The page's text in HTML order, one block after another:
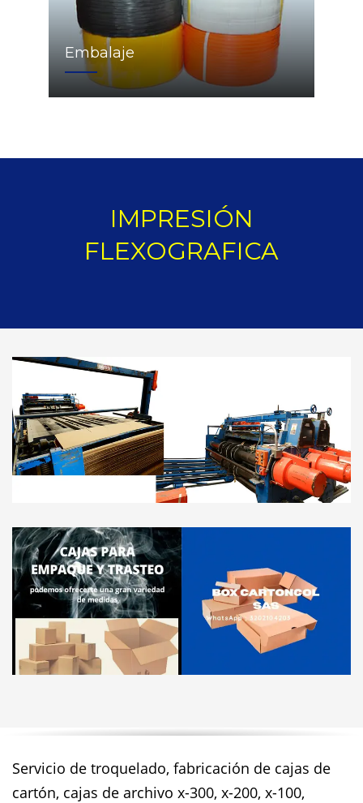
Embalaje
IMPRESIÓN
FLEXOGRAFICA
Servicio de troquelado, fabricación de cajas de
cartón, cajas de archivo x-300, x-200, x-100,